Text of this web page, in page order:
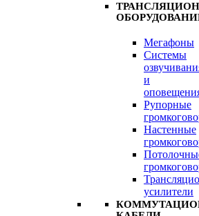
Мегафоны
Системы
и
Рупорные
Настенные
усилители